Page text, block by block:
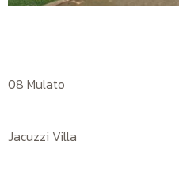
08 Mulato
Jacuzzi Villa